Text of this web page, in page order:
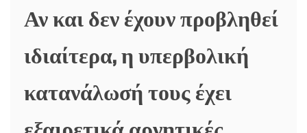
Αν και δεν έχουν προβληθεί
ιδιαίτερα, η υπερβολική
κατανάλωσή τους έχει